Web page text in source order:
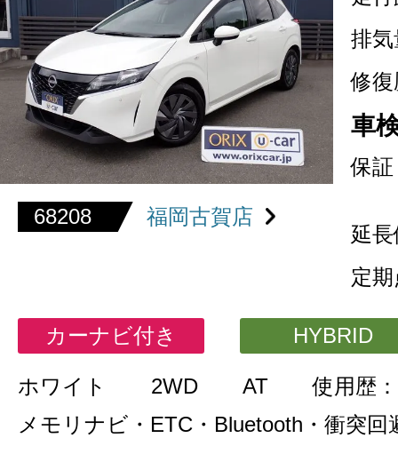
68208 福岡古賀店
排気
修復
車
保証
延
定
カーナビ付き HYBRID
ホワイト 2WD AT
使用歴
メモリナビ・ETC・Bluetooth・衝突回